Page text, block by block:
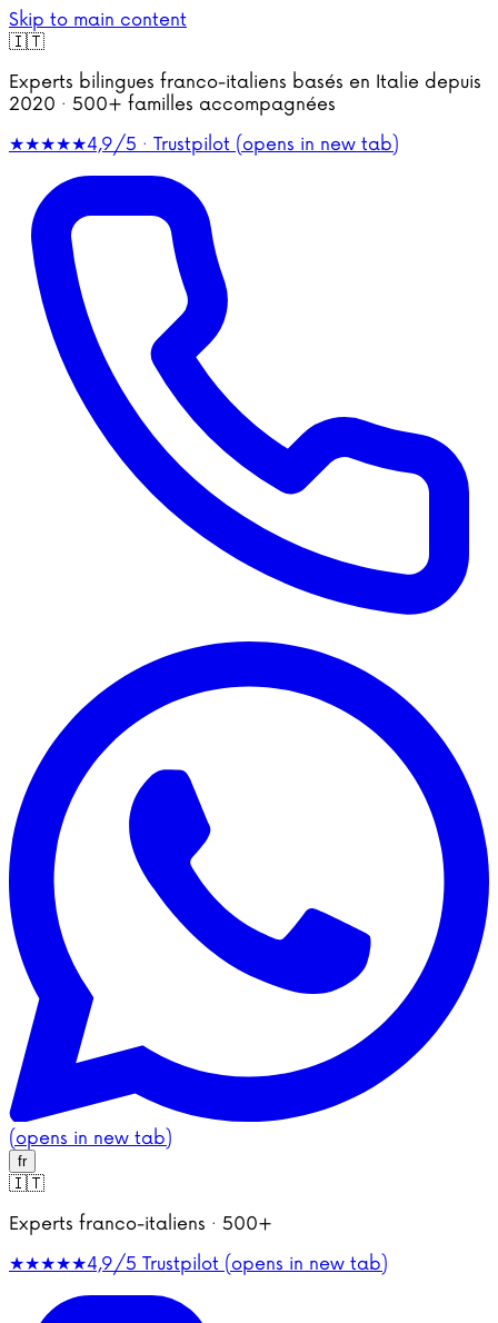
Skip to main content
🇮🇹
Experts bilingues franco-italiens basés en Italie depuis
2020 · 500+ familles accompagnées
★★★★★4,9/5 · Trustpilot (opens in new tab)
(opens in new tab)
fr
🇮🇹
Experts franco-italiens · 500+
★★★★★4,9/5 Trustpilot (opens in new tab)